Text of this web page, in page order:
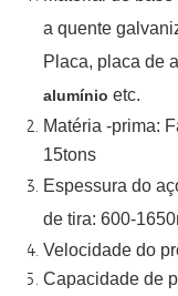
a quente
Placa, placa de
alumínio etc.
Matéria -prima:
15tons
Espessura do
de tira: 600-
Velocidade do
Capacidade de